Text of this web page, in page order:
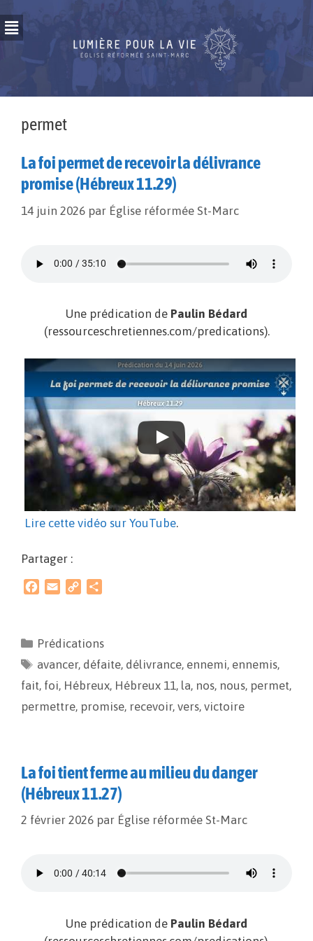
permet
La foi permet de recevoir la délivrance
promise (Hébreux 11.29)
14 juin 2026 par Église réformée St-Marc
Une prédication de Paulin Bédard
(ressourceschretiennes.com/predications).
Lire cette vidéo sur YouTube.
Partager :
b
o
k
l
L
i
n
a
g
Prédications
avancer, défaite, délivrance, ennemi, ennemis,
fait, foi, Hébreux, Hébreux 11, la, nos, nous, permet,
permettre, promise, recevoir, vers, victoire
La foi tient ferme au milieu du danger
(Hébreux 11.27)
2 février 2026 par Église réformée St-Marc
Une prédication de Paulin Bédard